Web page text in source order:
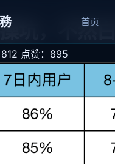
首页
坑，不然
点赞：895